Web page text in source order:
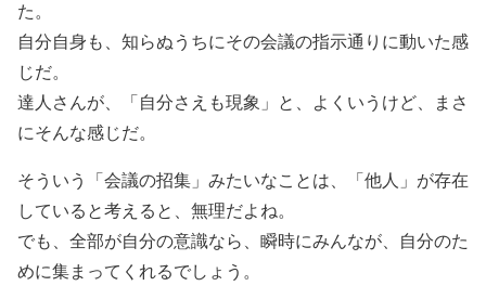
た。
自分自身も、知らぬうちにその会議の指示通りに動いた感
じだ。
達人さんが、「自分さえも現象」と、よくいうけど、まさ
にそんな感じだ。
そういう「会議の招集」みたいなことは、「他人」が存在
していると考えると、無理だよね。
でも、全部が自分の意識なら、瞬時にみんなが、自分のた
めに集まってくれるでしょう。